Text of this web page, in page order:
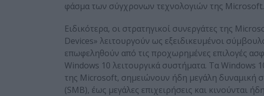
φάσμα των σύγχρονων τεχνολογιών της Microsoft.
Ειδικότερα, οι στρατηγικοί συνεργάτες της
Devices» λειτουργούν ως εξειδικευμένοι
επωφεληθούν από τις προχωρημένες επιλογές
Windows 10 λειτουργικά συστήματα. Τα Windows
της Microsoft, σημειώνουν ήδη μεγάλη δυναμική
(SMB), έως μεγάλες επιχειρήσεις και κινούνται